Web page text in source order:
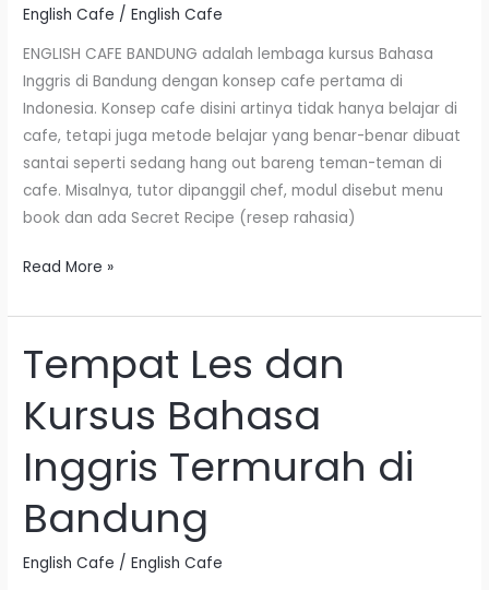
English Cafe /English Cafe
ENGLISH CAFE BANDUNG adalah lembaga kursus Bahasa
Inggris di Bandung dengan konsep cafe pertama di
Indonesia. Konsep cafe disini artinya tidak hanya belajar di
cafe, tetapi juga metode belajar yang benar-benar dibuat
santai seperti sedang hang out bareng teman-teman di
cafe. Misalnya, tutor dipanggil chef, modul disebut menu
book dan ada Secret Recipe (resep rahasia)
Bandung
Read More »
Tempat Les dan
Kursus Bahasa
Inggris Termurah di
Bandung
English Cafe /English Cafe
Tempat
Les
dan
Kursus
Bahasa
Inggris
Termurah
Bandung